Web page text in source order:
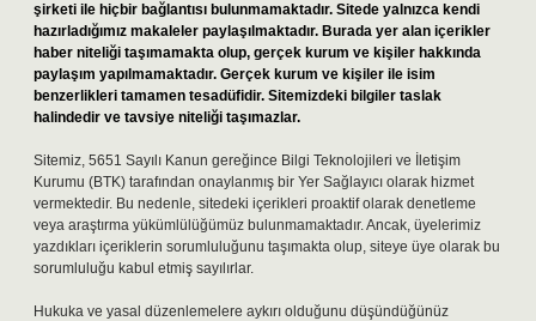
şirketi ile hiçbir bağlantısı bulunmamaktadır. Sitede yalnızca kendi
hazırladığımız makaleler paylaşılmaktadır. Burada yer alan içerikler
haber niteliği taşımamakta olup, gerçek kurum ve kişiler hakkında
paylaşım yapılmamaktadır. Gerçek kurum ve kişiler ile isim
benzerlikleri tamamen tesadüfidir. Sitemizdeki bilgiler taslak
halindedir ve tavsiye niteliği taşımazlar.
Sitemiz, 5651 Sayılı Kanun gereğince Bilgi Teknolojileri ve İletişim
Kurumu (BTK) tarafından onaylanmış bir Yer Sağlayıcı olarak hizmet
vermektedir. Bu nedenle, sitedeki içerikleri proaktif olarak denetleme
veya araştırma yükümlülüğümüz bulunmamaktadır. Ancak, üyelerimiz
yazdıkları içeriklerin sorumluluğunu taşımakta olup, siteye üye olarak bu
sorumluluğu kabul etmiş sayılırlar.
Hukuka ve yasal düzenlemelere aykırı olduğunu düşündüğünüz